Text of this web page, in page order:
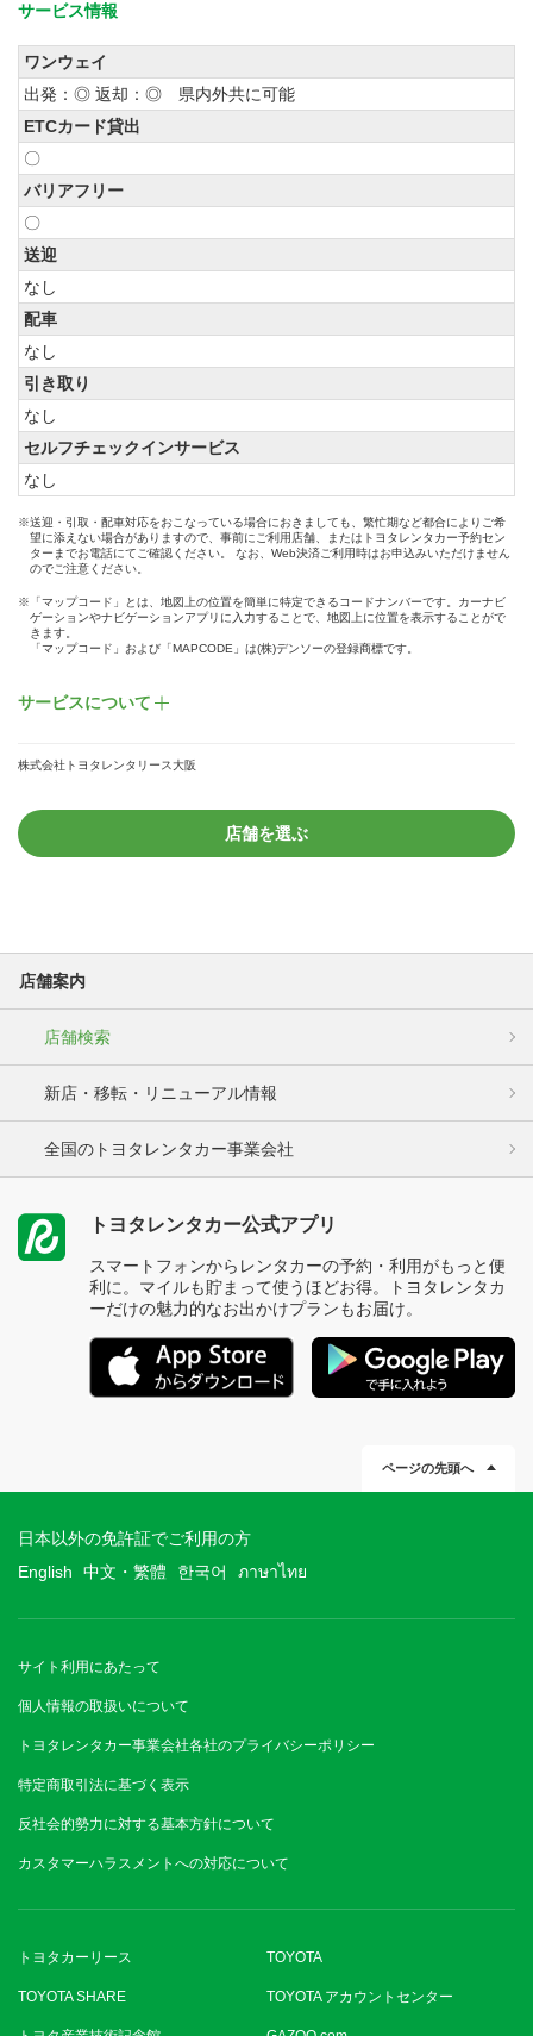
サービス情報
ワンウェイ
出発：◎ 返却：◎ 県内外共に可能
ETCカード貸出
〇
バリアフリー
〇
送迎
なし
配車
なし
引き取り
なし
セルフチェックインサービス
なし
※送迎・引取・配車対応をおこなっている場合におきましても、繁忙期など都合によりご希
望に添えない場合がありますので、事前にご利用店舗、またはトヨタレンタカー予約セン
ターまでお電話にてご確認ください。 なお、Web決済ご利用時はお申込みいただけません
のでご注意ください。
※「マップコード」とは、地図上の位置を簡単に特定できるコードナンバーです。カーナビ
ゲーションやナビゲーションアプリに入力することで、地図上に位置を表示することがで
きます。
「マップコード」および「MAPCODE」は(株)デンソーの登録商標です。
サービスについて
株式会社トヨタレンタリース大阪
店舗を選ぶ
店舗案内
店舗検索
新店・移転・リニューアル情報
全国のトヨタレンタカー事業会社
トヨタレンタカー公式アプリ
スマートフォンからレンタカーの予約・利用がもっと便
利に。マイルも貯まって使うほどお得。トヨタレンタカ
ーだけの魅力的なお出かけプランもお届け。
ページの先頭へ
日本以外の免許証でご利用の方
English
中文・繁體 한국어 ภาษาไทย
サイト利用にあたって
個人情報の取扱いについて
トヨタレンタカー事業会社各社のプライバシーポリシー
特定商取引法に基づく表示
反社会的勢力に対する基本方針について
カスタマーハラスメントへの対応について
トヨタカーリース TOYOTA
TOYOTA SHARE TOYOTA アカウントセンター